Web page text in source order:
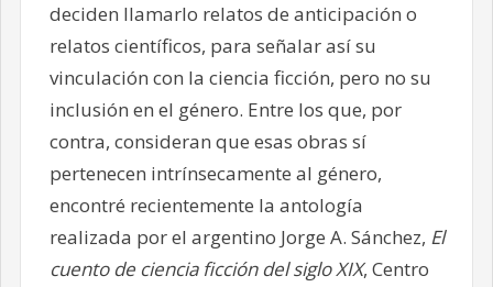
deciden llamarlo relatos de anticipación o
relatos científicos, para señalar así su
vinculación con la ciencia ficción, pero no su
inclusión en el género. Entre los que, por
contra, consideran que esas obras sí
pertenecen intrínsecamente al género,
encontré recientemente la antología
realizada por el argentino Jorge A. Sánchez, El
cuento de ciencia ficción del siglo XIX, Centro